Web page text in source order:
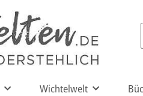
Wichtelwelt